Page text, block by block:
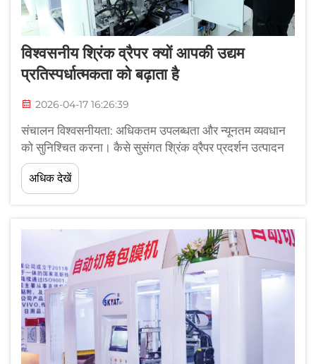
विश्वसनीय श्रिंक व्रैपर क्यों आपकी उद्यम
प्रतिस्पर्धात्मकता को बढ़ाता है
2026-04-17 16:26:39
संचालन विश्वसनीयता: अधिकतम उपलब्धता और न्यूनतम व्यवधान
को सुनिश्चित करना। कैसे सुसंगत श्रिंक व्रैपर प्रदर्शन उत्पादन
निरंतरता और लाइन दक्षता को बढ़ावा देता है। एक विश्वसनीय श्रिंक
व्रैपर पैकेजिंग लाइनों में महंगे विरामों को समाप्त कर देता है, जिससे
निर्बाध उत्पादन सुनिश्चित होता है...
अधिक देखें